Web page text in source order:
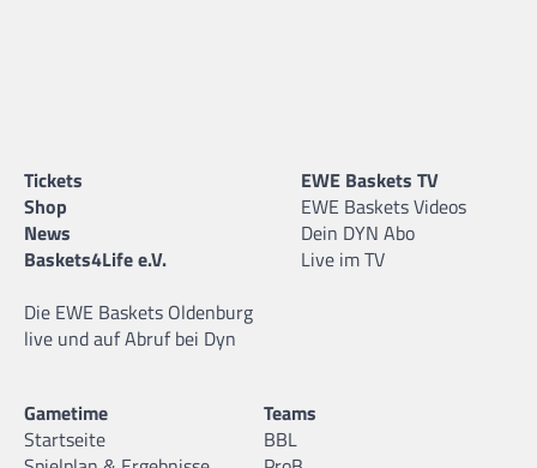
Tickets
Shop
News
Baskets4Life e.V.
Die EWE Baskets Oldenburg
live und auf Abruf bei Dyn
EWE Baskets TV
EWE Baskets Videos
Dein DYN Abo
Live im TV
Gametime
Startseite
Teams
BBL